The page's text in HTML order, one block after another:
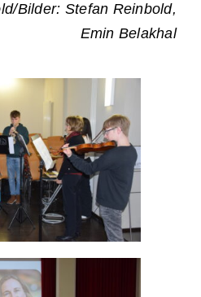
Bilder: Stefan Reinbold,
Emin Belakhal